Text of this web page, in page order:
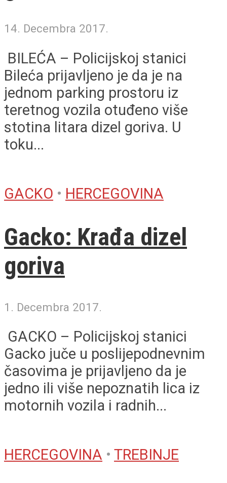
14. Decembra 2017.
BILEĆA – Policijskoj stanici
Bileća prijavljeno je da je na
jednom parking prostoru iz
teretnog vozila otuđeno više
stotina litara dizel goriva. U
toku...
GACKO • HERCEGOVINA
Gacko: Krađa dizel
goriva
1. Decembra 2017.
GACKO – Policijskoj stanici
Gacko juče u poslijepodnevnim
časovima je prijavljeno da je
jedno ili više nepoznatih lica iz
motornih vozila i radnih...
HERCEGOVINA • TREBINJE